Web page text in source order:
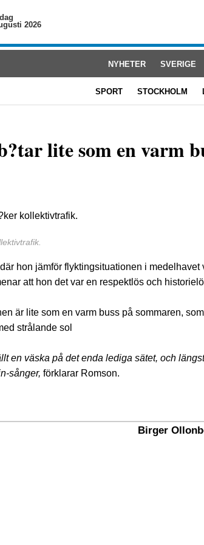
2026
NYHETER SVERIGE
SPORT STOCKHOLM
lite som en varm
hon jämför flyktingsituationen i medelhavet
att hon det var en respektlös och
är lite som en varm buss på sommaren,
strålande sol
en väska på det enda lediga sätet, och
sånger, förklarar Romson.
Birger